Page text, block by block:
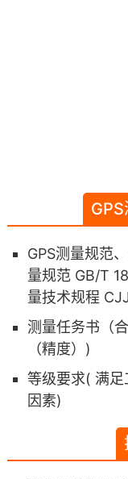
GPS测量规范
量规范 GB/T
量技术规程
测量任务书（
（精度）)
等级要求( 满
因素)